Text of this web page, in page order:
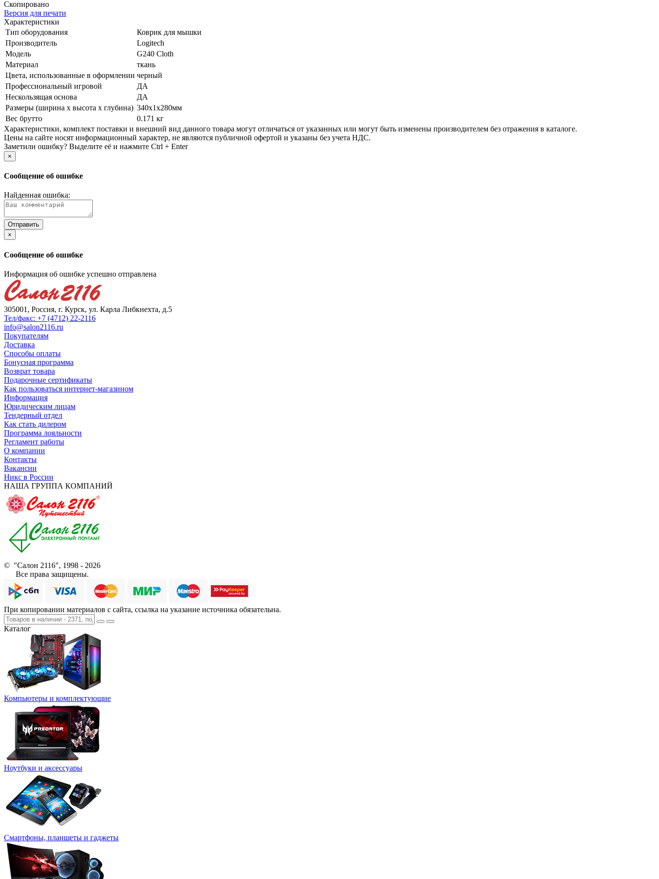
Скопировано
Версия для печати
Характеристики
Тип оборудования
Коврик для мышки
Производитель
Logitech
Модель
G240 Cloth
Материал
ткань
Цвета, использованные в оформлении черный
Профессиональный игровой
ДА
Нескользящая основа
ДА
Размеры (ширина х высота х глубина) 340x1x280мм
Вес брутто
0.171 кг
Xарактеристики, комплект поставки и внешний вид данного товара могут отличаться от указанных или могут быть изменены производителем без отражения в каталоге.
Цены на сайте носят информационный характер, не являются публичной офертой и указаны без учета НДС.
Заметили ошибку? Выделите её и нажмите Ctrl + Enter
×
Сообщение об ошибке
Найденная ошибка:
×
Сообщение об ошибке
Информация об ошибке успешно отправлена
305001, Россия, г. Курск, ул. Карла Либкнехта, д.5
Тел/факс: +7 (4712) 22-2116
info@salon2116.ru
Покупателям
Доставка
Способы оплаты
Бонусная программа
Возврат товара
Подарочные сертификаты
Как пользоваться интернет-магазином
Информация
Юридическим лицам
Тендерный отдел
Как стать дилером
Программа лояльности
Регламент работы
О компании
Контакты
Вакансии
Никс в России
НАША ГРУППА КОМПАНИЙ
© "Салон 2116", 1998 - 2026
Все права защищены.
При копировании материалов с сайта, ссылка на указание источника обязательна.
Каталог
Компьютеры и комплектующие
Ноутбуки и аксессуары
Смартфоны, планшеты и гаджеты